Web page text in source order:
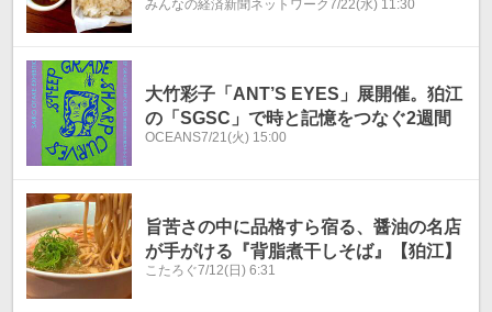
みんなの経済新聞ネットワーク7/22(水) 11:30
大竹彩子「ANT’S EYES」展開催。狛江
の「SGSC」で時と記憶をつなぐ2週間
OCEANS7/21(火) 15:00
旨苦さの中に品格すら宿る、醤油の名店
が手がける『背脂煮干しそば』【狛江】
こたろぐ7/12(日) 6:31